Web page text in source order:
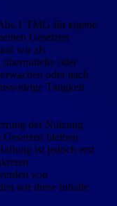
TMG für eigene
Gesetzen
wir als
oder
oder nach
Tätigkeit
der Nutzung
bleiben
ist jedoch erst
von
wir diese Inhalte